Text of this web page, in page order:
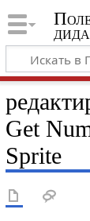
Get
Sprite